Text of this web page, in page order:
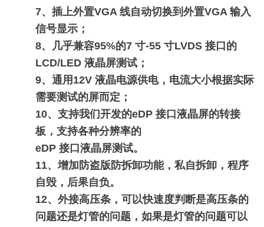
7、插上外置VGA 线自动切换到外置VGA 输入
信号显示；
8、几乎兼容95%的7 寸-55 寸LVDS 接口的
LCD/LED 液晶屏测试；
9、通用12V 液晶电源供电，电流大小根据实际
需要测试的屏而定；
10、支持我们开发的eDP 接口液晶屏的转接
板，支持各种分辨率的
eDP 接口液晶屏测试。
11、增加防盗版防拆卸功能，私自拆卸，程序
自毁，后果自负。
12、外接高压条，可以快速度判断是高压条的
问题还是灯管的问题，如果是灯管的问题可以